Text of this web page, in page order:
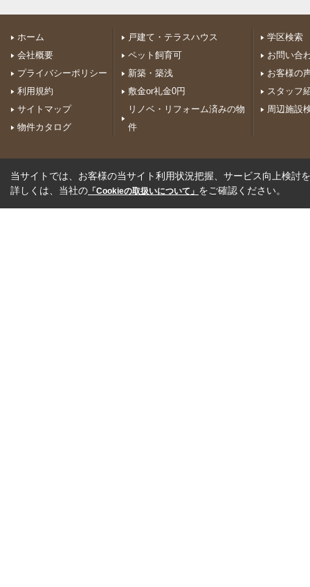
ホーム
会社概要
プライバシーポリシー
利用規約
サイトマップ
物件カタログ
戸建て・テラスハウス
ペット飼育可
新築・築浅
敷金or礼金0円
リノベ・リフォーム済みの物
件
学区検索
お問い合
お客様の
スタッフ
周辺施設
当サイトでは、お客様の当サイト利用状況把握、サービス向上検討
詳しくは、当社の 「Cookieの取扱いについて」 をご確認ください。